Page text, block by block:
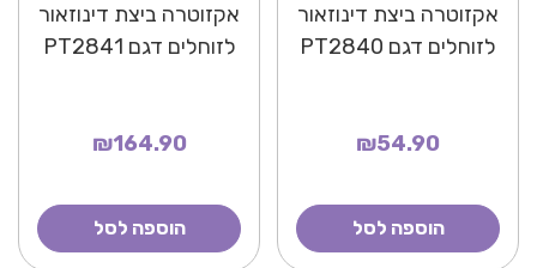
אקזוטרה ביצת דינוזאור
לזוחלים דגם PT2840
₪54.90
הוספה לסל
אקזוטרה ביצת דינוזאור
לזוחלים דגם PT2841
₪164.90
הוספה לסל